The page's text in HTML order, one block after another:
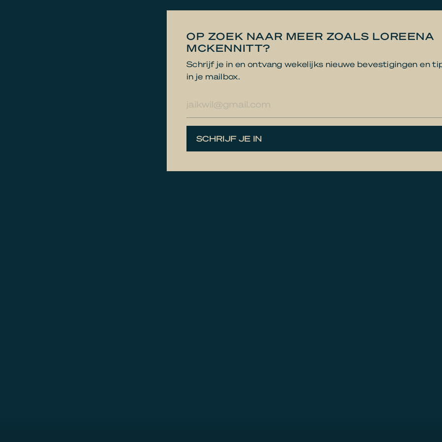
OP ZOEK NAAR MEER ZOALS LOREENA
MCKENNITT?
Schrijf je in en ontvang wekelijks nieuwe bevestigingen en
in je mailbox.
mailadres
SCHRIJF JE IN